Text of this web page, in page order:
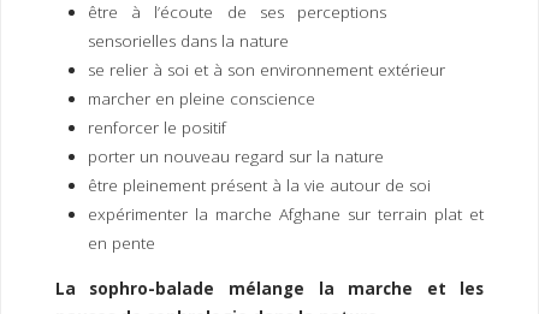
être à l’écoute de ses perceptions
sensorielles dans la nature
se relier à soi et à son environnement extérieur
marcher en pleine conscience
renforcer le positif
porter un nouveau regard sur la nature
être pleinement présent à la vie autour de soi
expérimenter la marche Afghane sur terrain plat et
en pente
La sophro-balade mélange la marche et les